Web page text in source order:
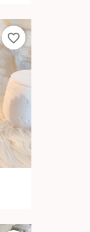
favorite_border